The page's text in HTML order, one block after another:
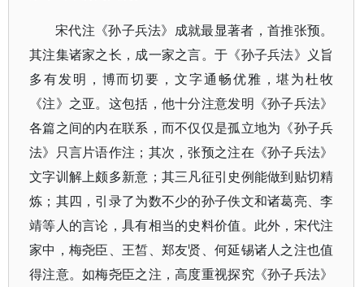
宋代注《孙子兵法》成就最显著者，首推张预。
其注集诸家之长，成一家之言。于《孙子兵法》义旨
多有发明，博而切要，文字通畅优雅，堪为杜牧
《注》之亚。这包括，他十分注意发明《孙子兵法》
各篇之间的内在联系，而不仅仅是孤立地为《孙子兵
法》只言片语作注；其次，张预之注在《孙子兵法》
文字训解上颇多新意；其三凡征引史例能做到贴切精
炼；其四，引录了为数不少的孙子佚文和诸葛亮、李
靖等人的言论，具有相当的史料价值。此外，宋代注
家中，梅尧臣、王皙、郑友贤、何延锡诸人之注也值
得注意。如梅尧臣之注，高度重视探究《孙子兵法》